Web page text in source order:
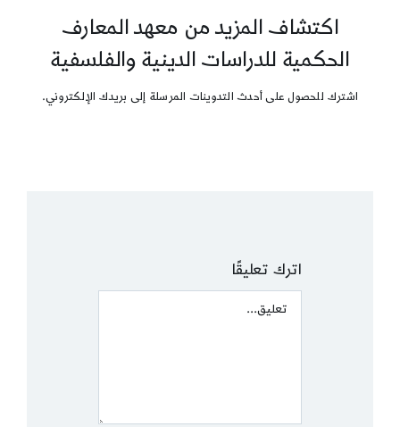
اكتشاف المزيد من معهد المعارف
الحكمية للدراسات الدينية والفلسفية
اشترك للحصول على أحدث التدوينات المرسلة إلى بريدك الإلكتروني.
اترك تعليقًا
Comment